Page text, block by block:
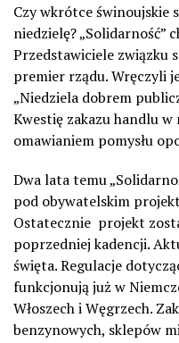
Czy wkrótce świnoujskie
niedzielę? „Solidarność”
Przedstawiciele związku
premier rządu. Wręczyli
„Niedziela dobrem
Kwestię zakazu handlu
omawianiem pomysłu
Dwa lata temu
pod obywatelskim
Ostatecznie projekt
poprzedniej kadencji.
święta. Regulacje
funkcjonują już w
Włoszech i Węgrzech.
benzynowych, sklepów